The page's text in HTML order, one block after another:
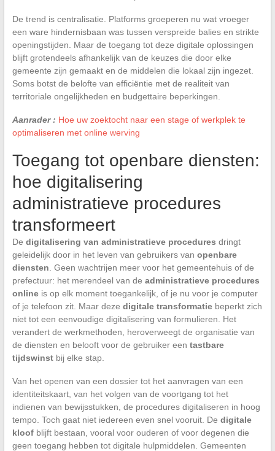
De trend is centralisatie. Platforms groeperen nu wat vroeger
een ware hindernisbaan was tussen verspreide balies en strikte
openingstijden. Maar de toegang tot deze digitale oplossingen
blijft grotendeels afhankelijk van de keuzes die door elke
gemeente zijn gemaakt en de middelen die lokaal zijn ingezet.
Soms botst de belofte van efficiëntie met de realiteit van
territoriale ongelijkheden en budgettaire beperkingen.
Aanrader : Hoe uw zoektocht naar een stage of werkplek te
optimaliseren met online werving
Toegang tot openbare diensten:
hoe digitalisering
administratieve procedures
transformeert
De digitalisering van administratieve procedures dringt
geleidelijk door in het leven van gebruikers van openbare
diensten . Geen wachtrijen meer voor het gemeentehuis of de
prefectuur: het merendeel van de administratieve procedures
onlineis op elk moment toegankelijk, of je nu voor je computer
of je telefoon zit. Maar deze digitale transformatiebeperkt zich
niet tot een eenvoudige digitalisering van formulieren. Het
verandert de werkmethoden, heroverweegt de organisatie van
de diensten en belooft voor de gebruiker een tastbare
tijdswinstbij elke stap.
Van het openen van een dossier tot het aanvragen van een
identiteitskaart, van het volgen van de voortgang tot het
indienen van bewijsstukken, de procedures digitaliseren in hoog
tempo. Toch gaat niet iedereen even snel vooruit. De digitale
kloofblijft bestaan, vooral voor ouderen of voor degenen die
geen toegang hebben tot digitale hulpmiddelen. Gemeenten